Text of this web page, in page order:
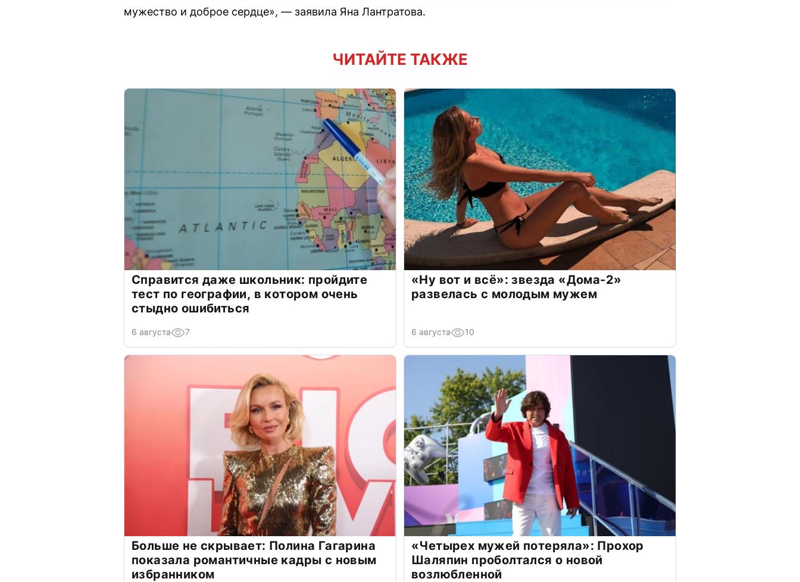
мужество и доброе сердце», — заявила Яна Лантратова.
ЧИТАЙТЕ ТАКЖЕ
Справится даже школьник: пройдите
тест по географии, в котором очень
стыдно ошибиться
6 августа 7
«Ну вот и всё»: звезда «Дома-2»
развелась с молодым мужем
6 августа 10
Больше не скрывает: Полина Гагарина
показала романтичные кадры с новым
избранником
«Четырех мужей потеряла»: Прохор
Шаляпин проболтался о новой
возлюбленной